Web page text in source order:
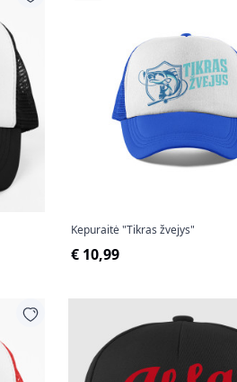
Kepuraitė "Tikras žvejys"
€ 10,99